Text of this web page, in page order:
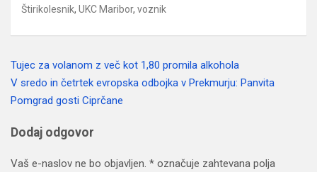
Štirikolesnik, UKC Maribor, voznik
Navigacija
prispevka
Tujec za volanom z več kot 1,80 promila alkohola
V sredo in četrtek evropska odbojka v Prekmurju: Panvita
Pomgrad gosti Ciprčane
Dodaj odgovor
Vaš e-naslov ne bo objavljen. * označuje zahtevana polja